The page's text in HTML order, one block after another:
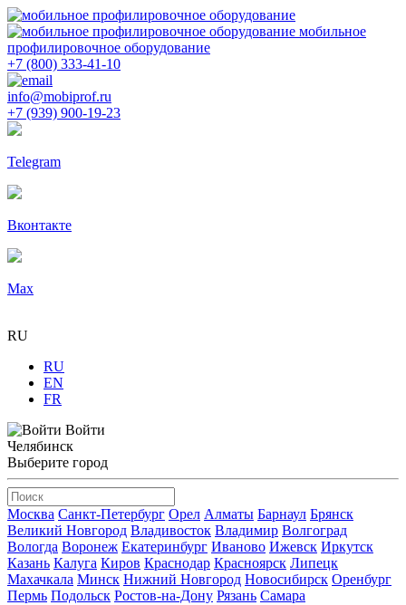
мобильное
профилировочное оборудование
+7 (800) 333-41-10
info@mobiprof.ru
+7 (939) 900-19-23
Telegram
Вконтакте
Max
RU
RU
EN
FR
Войти
Челябинск
Выберите город
Москва Санкт-Петербург Орел Алматы Барнаул Брянск
Великий Новгород Владивосток Владимир Волгоград
Вологда Воронеж Екатеринбург Иваново Ижевск Иркутск
Казань Калуга Киров Краснодар Красноярск Липецк
Махачкала Минск Нижний Новгород Новосибирск Оренбург
Пермь Подольск Ростов-на-Дону Рязань Самара